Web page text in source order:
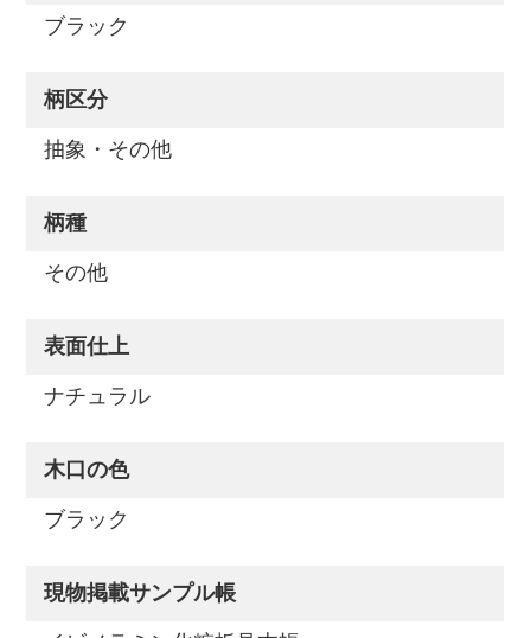
ブラック
柄区分
抽象・その他
柄種
その他
表面仕上
ナチュラル
木口の色
ブラック
現物掲載サンプル帳